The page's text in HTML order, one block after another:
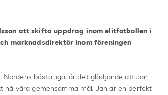
att skifta uppdrag inom elitfotbollen i
marknadsdirektör inom föreningen
bästa liga, är det glädjande att Jan
våra gemensamma mål. Jan är en perfekt